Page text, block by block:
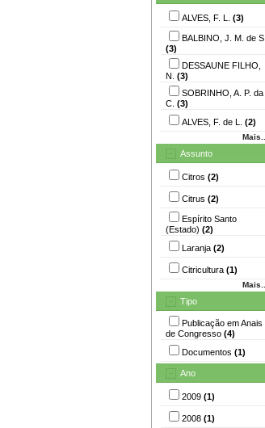
ALVES, F. L. (3)
BALBINO, J. M. de S.
(3)
DESSAUNE FILHO,
N. (3)
SOBRINHO, A. P. da
C. (3)
ALVES, F. de L. (2)
Mais...
Assunto
Citros (2)
Citrus (2)
Espírito Santo
(Estado) (2)
Laranja (2)
Citricultura (1)
Mais...
Tipo
Publicação em Anais
de Congresso (4)
Documentos (1)
Ano
2009 (1)
2008 (1)